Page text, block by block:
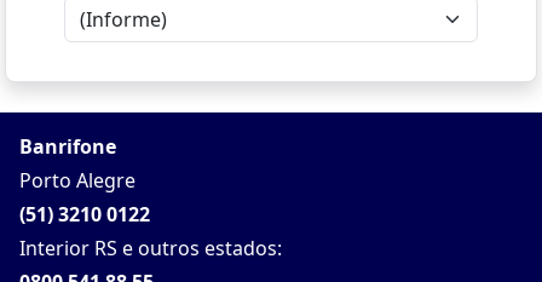
Banrifone
Porto Alegre
(51) 3210 0122
Interior RS e outros estados: